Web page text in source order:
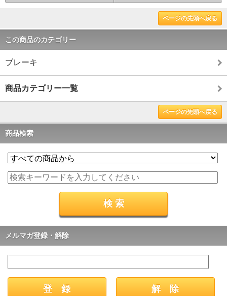
ページの先頭へ戻る
この商品のカテゴリー
ブレーキ
商品カテゴリー一覧
ページの先頭へ戻る
商品検索
メルマガ登録・解除